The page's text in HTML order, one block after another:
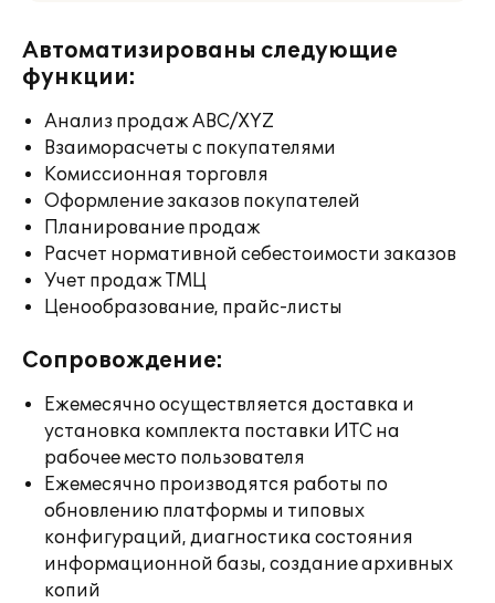
Автоматизированы следующие
функции:
Анализ продаж ABC/XYZ
Взаиморасчеты с покупателями
Комиссионная торговля
Оформление заказов покупателей
Планирование продаж
Расчет нормативной себестоимости заказов
Учет продаж ТМЦ
Ценообразование, прайс-листы
Сопровождение:
Ежемесячно осуществляется доставка и
установка комплекта поставки ИТС на
рабочее место пользователя
Ежемесячно производятся работы по
обновлению платформы и типовых
конфигураций, диагностика состояния
информационной базы, создание архивных
копий